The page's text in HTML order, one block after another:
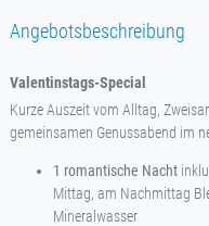
Angebotsbeschreibung
Valentinstags-Special
Kurze Auszeit vom Alltag,
gemeinsamen Genussabend im
1 romantische Nacht
Mittag, am Nachmittag
Mineralwasser